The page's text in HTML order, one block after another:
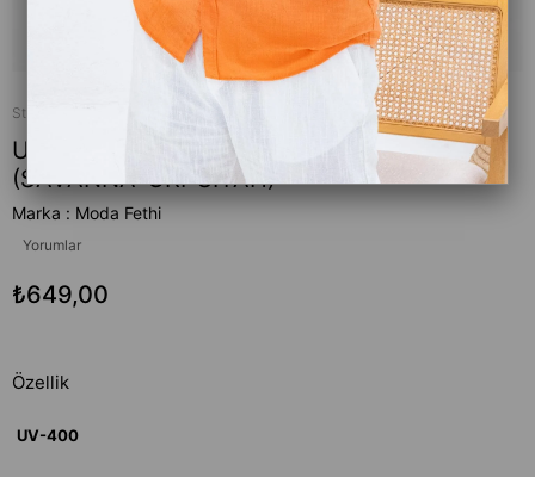
Stok Kodu
UV-400 Korumalı Güneş Gözlüğü
(SAVANNA-GRİ-SİYAH)
Marka : Moda Fethi
Yorumlar
₺649,00
Özellik
UV-400